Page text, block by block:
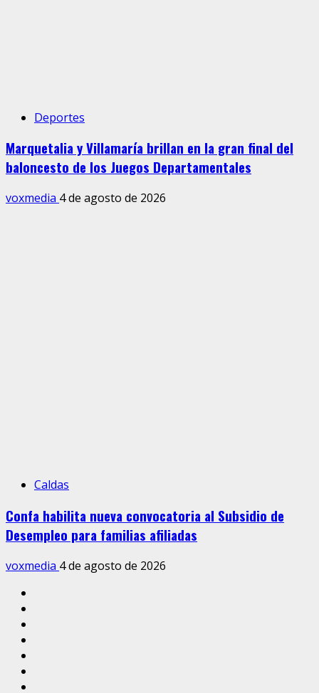
Deportes
Marquetalia y Villamaría brillan en la gran final del
baloncesto de los Juegos Departamentales
voxmedia 4 de agosto de 2026
Caldas
Confa habilita nueva convocatoria al Subsidio de
Desempleo para familias afiliadas
voxmedia 4 de agosto de 2026